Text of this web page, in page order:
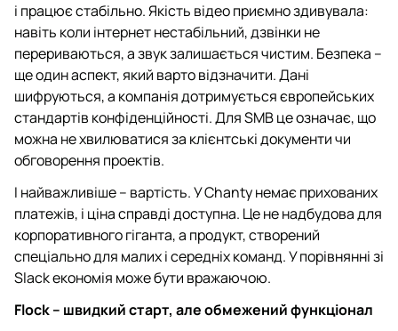
і працює стабільно. Якість відео приємно здивувала:
навіть коли інтернет нестабільний, дзвінки не
перериваються, а звук залишається чистим. Безпека –
ще один аспект, який варто відзначити. Дані
шифруються, а компанія дотримується європейських
стандартів конфіденційності. Для SMB це означає, що
можна не хвилюватися за клієнтські документи чи
обговорення проектів.
І найважливіше – вартість. У Chanty немає прихованих
платежів, і ціна справді доступна. Це не надбудова для
корпоративного гіганта, а продукт, створений
спеціально для малих і середніх команд. У порівнянні зі
Slack економія може бути вражаючою.
Flock – швидкий старт, але обмежений функціонал